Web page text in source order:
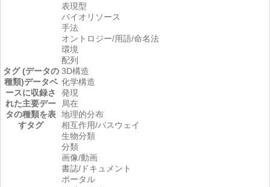
タグ (データの
種類)データベ
ースに収録さ
れた主要デー
タの種類を表
すタグ
表現型
バイオリソース
手法
オントロジー/用語/命名法
環境
配列
3D構造
化学構造
発現
局在
地理的分布
相互作用/パスウェイ
生物分類
分類
画像/動画
書誌/ドキュメント
ポータル